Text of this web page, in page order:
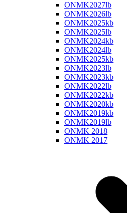
ONMK2027lb
ONMK2026lb
ONMK2025kb
ONMK2025lb
ONMK2024kb
ONMK2024lb
ONMK2025kb
ONMK2023lb
ONMK2023kb
ONMK2022lb
ONMK2022kb
ONMK2020kb
ONMK2019kb
ONMK2019lb
ONMK 2018
ONMK 2017